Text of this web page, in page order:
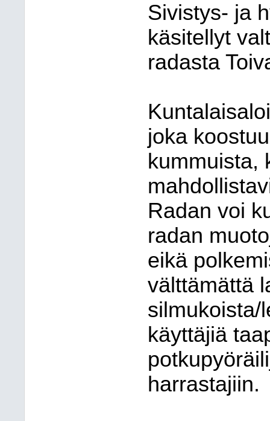
Sivistys- ja
käsitellyt
radasta
joka
kummuista,
Radan voi
radan
eikä
välttämättä
silmukoista/
käyttäjiä
harrastajiin.